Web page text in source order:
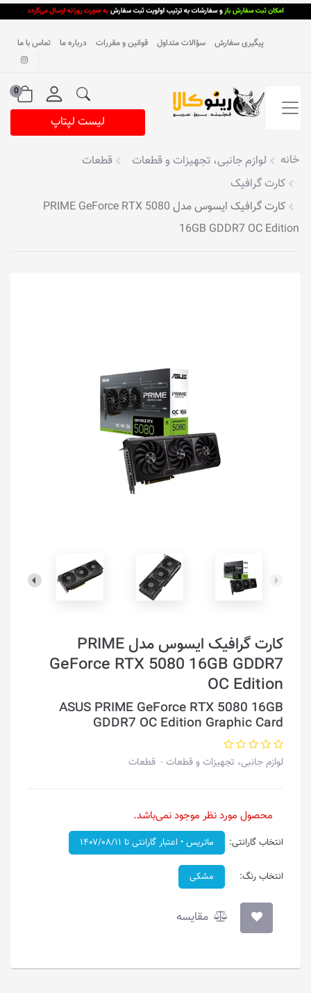
پیگیری سفارش سؤالات متداول قوانین و مقررات درباره ما تماس با ما
0
لیست لپتاپ
خانه لوازم جانبی، تجهیزات و قطعات
قطعات
کارت گرافیک
کارت گرافیک ایسوس مدل PRIME GeForce RTX 5080
16GB GDDR7 OC Edition
کارت گرافیک ایسوس مدل PRIME
GeForce RTX 5080 16GB GDDR7
OC Edition
ASUS PRIME GeForce RTX 5080 16GB
GDDR7 OC Edition Graphic Card
لوازم جانبی، تجهیزات و قطعات قطعات
محصول مورد نظر موجود نمی‌باشد.
انتخاب گارانتی: ماتریس • اعتبار گارانتی تا ۱۴۰۷/۰۸/۱۱
انتخاب رنگ: مشکی
مقایسه